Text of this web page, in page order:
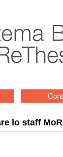
lo staff